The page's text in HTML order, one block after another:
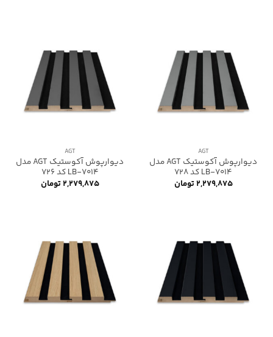
AGT
دیوارپوش آکوستیک AGT مدل
LB-7014 کد 728
۲,۲۷۹,۸۷۵تومان
AGT
دیوارپوش آکوستیک AGT مدل
LB-7014 کد 726
۲,۲۷۹,۸۷۵تومان